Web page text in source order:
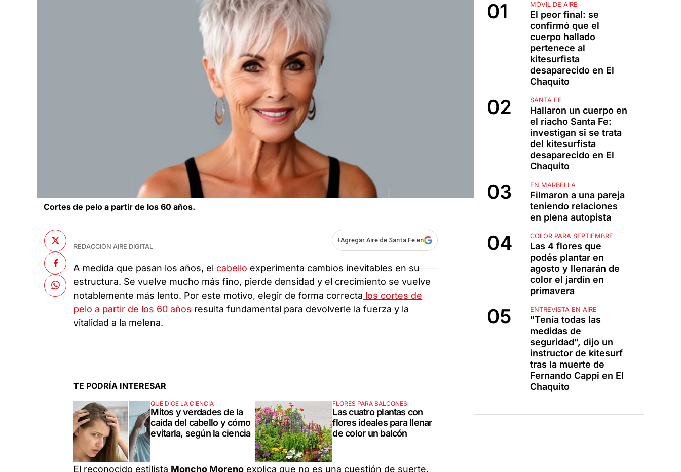
Cortes de pelo a partir de los 60 años.
REDACCIÓN AIRE DIGITAL
+Agregar Aire de Santa Fe en
A medida que pasan los años, el cabello experimenta cambios inevitables en su
estructura. Se vuelve mucho más fino, pierde densidad y el crecimiento se vuelve
notablemente más lento. Por este motivo, elegir de forma correcta los cortes de
pelo a partir de los 60 años resulta fundamental para devolverle la fuerza y la
vitalidad a la melena.
TE PODRÍA INTERESAR
QUÉ DICE LA CIENCIA
Mitos y verdades de la
caída del cabello y cómo
evitarla, según la ciencia
FLORES PARA BALCONES
Las cuatro plantas con
flores ideales para llenar
de color un balcón
El reconocido estilista Moncho Moreno explica que no es una cuestión de suerte,
MÓVIL DE AIRE
El peor final: se
confirmó que el
cuerpo hallado
pertenece al
kitesurfista
desaparecido en El
Chaquito
SANTA FE
Hallaron un cuerpo en
el riacho Santa Fe:
investigan si se trata
del kitesurfista
desaparecido en El
Chaquito
EN MARBELLA
Filmaron a una pareja
teniendo relaciones
en plena autopista
COLOR PARA SEPTIEMBRE
Las 4 flores que
podés plantar en
agosto y llenarán de
color el jardín en
primavera
ENTREVISTA EN AIRE
"Tenía todas las
medidas de
seguridad", dijo un
instructor de kitesurf
tras la muerte de
Fernando Cappi en El
Chaquito